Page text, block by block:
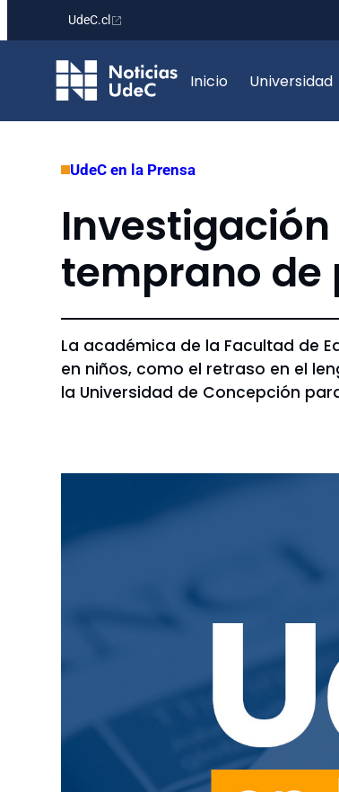
contenido
UdeC.cl
Inicio Universidad
UdeC en la Prensa
temprano de
La académica de la Facultad de
en niños, como el retraso en el
la Universidad de Concepción